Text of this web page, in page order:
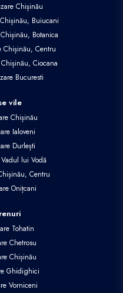
Chișinău
Buiucani
Botanica
Chișinău, Centru
Ciocana
Bucuresti
vile
Chișinău
Ialoveni
Durlești
lui Vodă
Centru
Onițcani
Tohatin
Chetrosu
Chișinău
Ghidighici
Vorniceni